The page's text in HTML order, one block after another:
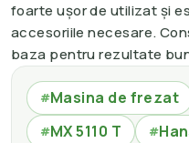
foarte ușor de utilizat și
accesoriile necesare.
baza pentru rezultate
#Masina de frezat
#MX 5110 T #